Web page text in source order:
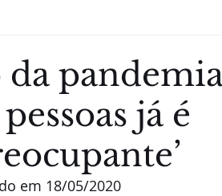
da
já é
em 18/05/2020